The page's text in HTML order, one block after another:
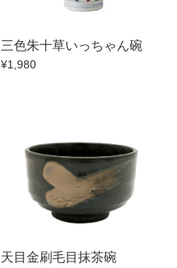
三色朱十草いっちゃん碗
¥1,980
天目金刷毛目抹茶碗